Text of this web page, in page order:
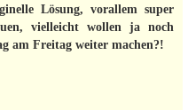
Lösung, vorallem super
vielleicht wollen ja noch
am Freitag weiter machen?!